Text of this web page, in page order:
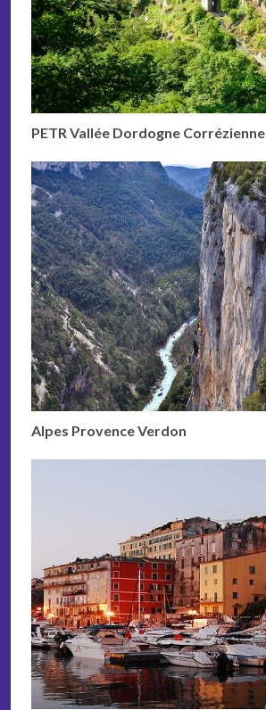
PETR Vallée Dordogne Corrézienne
Alpes Provence Verdon